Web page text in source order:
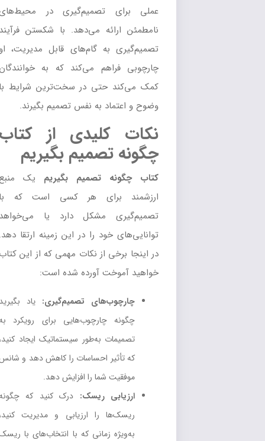
عملی برای تصمیم‌گیری در محیط‌های
نامطمئن ارائه می‌دهد. با شکستن فرآیند
تصمیم‌گیری به گام‌های قابل مدیریت، او
چارچوبی فراهم می‌کند که به خوانندگان
کمک می‌کند حتی در سخت‌ترین شرایط با
وضوح و اعتماد به نفس تصمیم بگیرند.
نکات کلیدی از کتاب
چگونه تصمیم بگیریم
کتاب چگونه تصمیم بگیریم
یک منبع
ارزشمند برای هر کسی است که با
تصمیم‌گیری مشکل دارد یا می‌خواهد
توانایی‌های خود را در این زمینه ارتقا دهد.
در اینجا برخی از نکات مهمی که از این کتاب
خواهید آموخت آورده شده است:
چارچوب‌های تصمیم‌گیری:یاد بگیرید
چگونه چارچوب‌هایی برای رویکرد به
تصمیمات به‌طور سیستماتیک ایجاد کنید،
که تأثیر احساسات را کاهش دهد و شانس
موفقیت شما را افزایش دهد.
ارزیابی ریسک: درک کنید که چگونه
ریسک‌ها را ارزیابی و مدیریت کنید،
به‌ویژه زمانی که با انتخاب‌های با ریسک